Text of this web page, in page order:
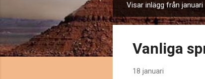
n
Visar inlägg från januari
Vanliga
18 januari